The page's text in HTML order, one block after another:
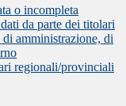
o incompleta
da parte dei titolari
amministrazione, di
regionali/provinciali